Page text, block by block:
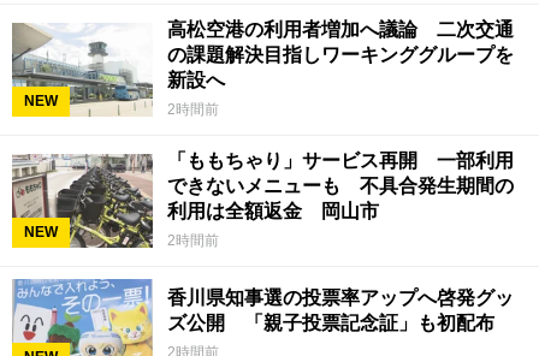
NEW
高松空港の利用者増加へ議論 二次交通
の課題解決目指しワーキンググループを
新設へ
2時間前
NEW
「ももちゃり」サービス再開 一部利用
できないメニューも 不具合発生期間の
利用は全額返金 岡山市
2時間前
香川県知事選の投票率アップへ啓発グッ
ズ公開 「親子投票記念証」も初配布
2時間前